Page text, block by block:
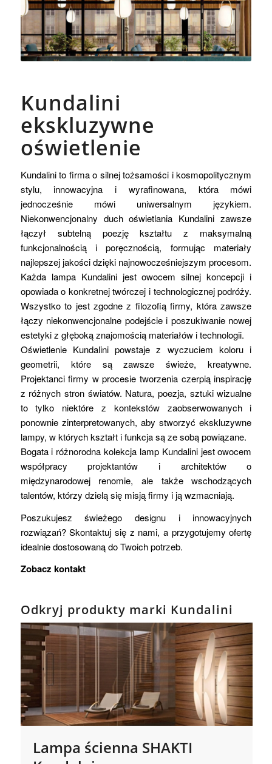
Kundalini
ekskluzywne
oświetlenie
Kundalini to firma o silnej tożsamości i kosmopolitycznym
stylu, innowacyjna i wyrafinowana, która mówi
jednocześnie mówi uniwersalnym językiem.
Niekonwencjonalny duch oświetlania Kundalini zawsze
łączył subtelną poezję kształtu z maksymalną
funkcjonalnością i poręcznością, formując materiały
najlepszej jakości dzięki najnowocześniejszym procesom.
Każda lampa Kundalini jest owocem silnej koncepcji i
opowiada o konkretnej twórczej i technologicznej podróży.
Wszystko to jest zgodne z filozofią firmy, która zawsze
łączy niekonwencjonalne podejście i poszukiwanie nowej
estetyki z głęboką znajomością materiałów i technologii.
Oświetlenie Kundalini powstaje z wyczuciem koloru i
geometrii, które są zawsze świeże, kreatywne.
Projektanci firmy w procesie tworzenia czerpią inspirację
z różnych stron światów. Natura, poezja, sztuki wizualne
to tylko niektóre z kontekstów zaobserwowanych i
ponownie zinterpretowanych, aby stworzyć ekskluzywne
lampy, w których kształt i funkcja są ze sobą powiązane.
Bogata i różnorodna kolekcja lamp Kundalini jest owocem
współpracy projektantów i architektów o
międzynarodowej renomie, ale także wschodzących
talentów, którzy dzielą się misją firmy i ją wzmacniają.
Poszukujesz świeżego designu i innowacyjnych
rozwiązań? Skontaktuj się z nami, a przygotujemy ofertę
idealnie dostosowaną do Twoich potrzeb.
Zobacz kontakt
Odkryj produkty marki Kundalini
Lampa ścienna SHAKTI